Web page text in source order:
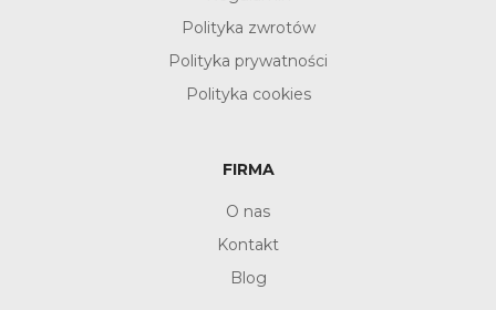
Polityka zwrotów
Polityka prywatności
Polityka cookies
FIRMA
O nas
Kontakt
Blog